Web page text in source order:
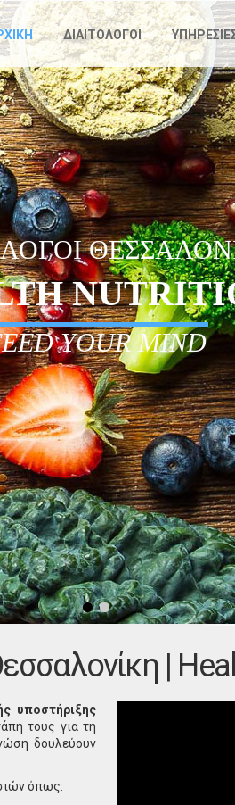
Παράκαμψη
προς το
κυρίως
περιεχόμενο
ΔΙΑΙΤΟΛΟΓΟΙ
YOUR MIND
|
υποστήριξης
τους για τη
δουλεύουν
όπως: